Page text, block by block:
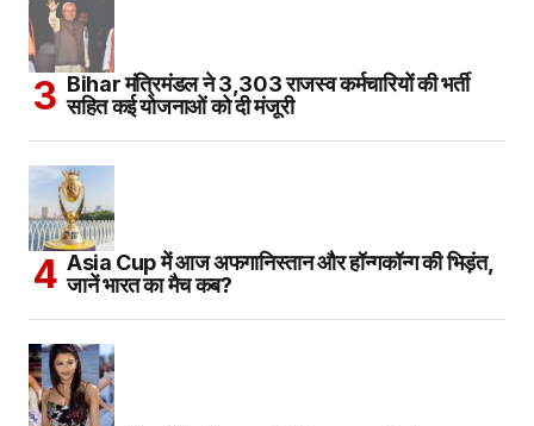
Bihar मंत्रिमंडल ने 3,303 राजस्व कर्मचारियों की भर्ती
सहित कई योजनाओं को दी मंजूरी
Asia Cup में आज अफगानिस्तान और हॉन्गकॉन्ग की भिड़ंत,
जानें भारत का मैच कब?